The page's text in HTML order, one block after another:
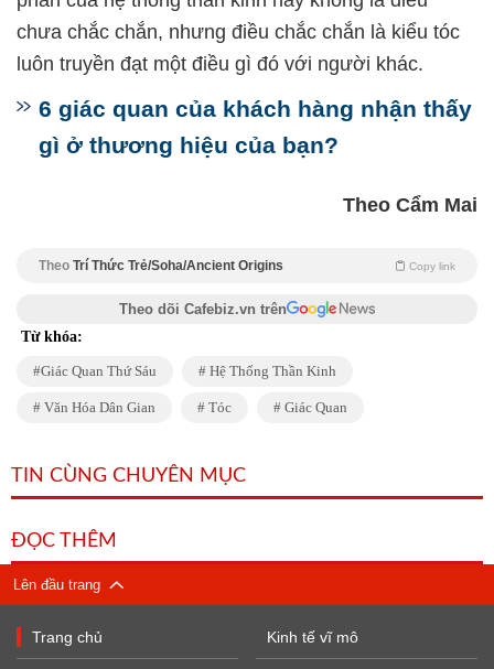
chưa chắc chắn, nhưng điều chắc chắn là kiểu tóc
luôn truyền đạt một điều gì đó với người khác.
6 giác quan của khách hàng nhận thấy
gì ở thương hiệu của bạn?
Theo Cẩm Mai
Theo Trí Thức Trẻ/Soha/Ancient Origins Copy link
Theo dõi Cafebiz.vn trên
Từ khóa:
Giác Quan Thứ Sáu Hệ Thống Thần Kinh
Văn Hóa Dân Gian Tóc Giác Quan
TIN CÙNG CHUYÊN MỤC
ĐỌC THÊM
Lên đầu trang
Trang chủ Kinh tế vĩ mô